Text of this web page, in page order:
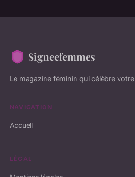
Signeefemmes
Le magazine féminin qui célèbre
NAVIGATION
Accueil
LÉGAL